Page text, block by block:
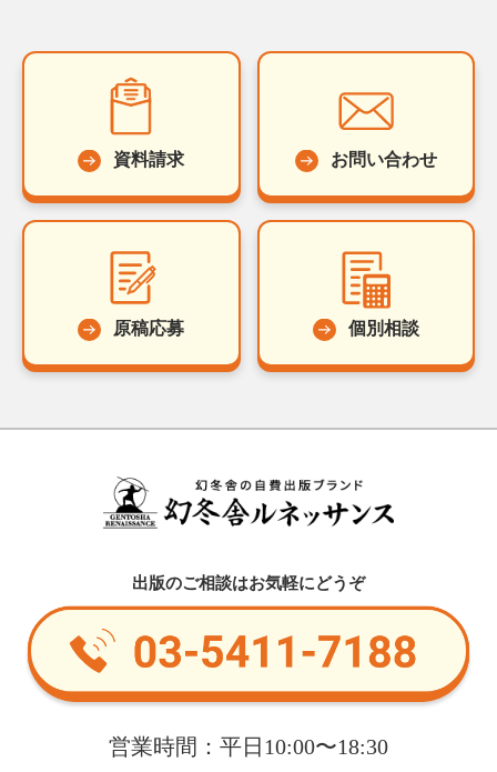
資料請求 お問い合わせ
原稿応募 個別相談
出版のご相談はお気軽にどうぞ
営業時間：平日10:00〜18:30